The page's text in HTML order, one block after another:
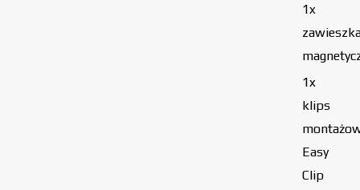
1x
1x
klips
Easy
Clip